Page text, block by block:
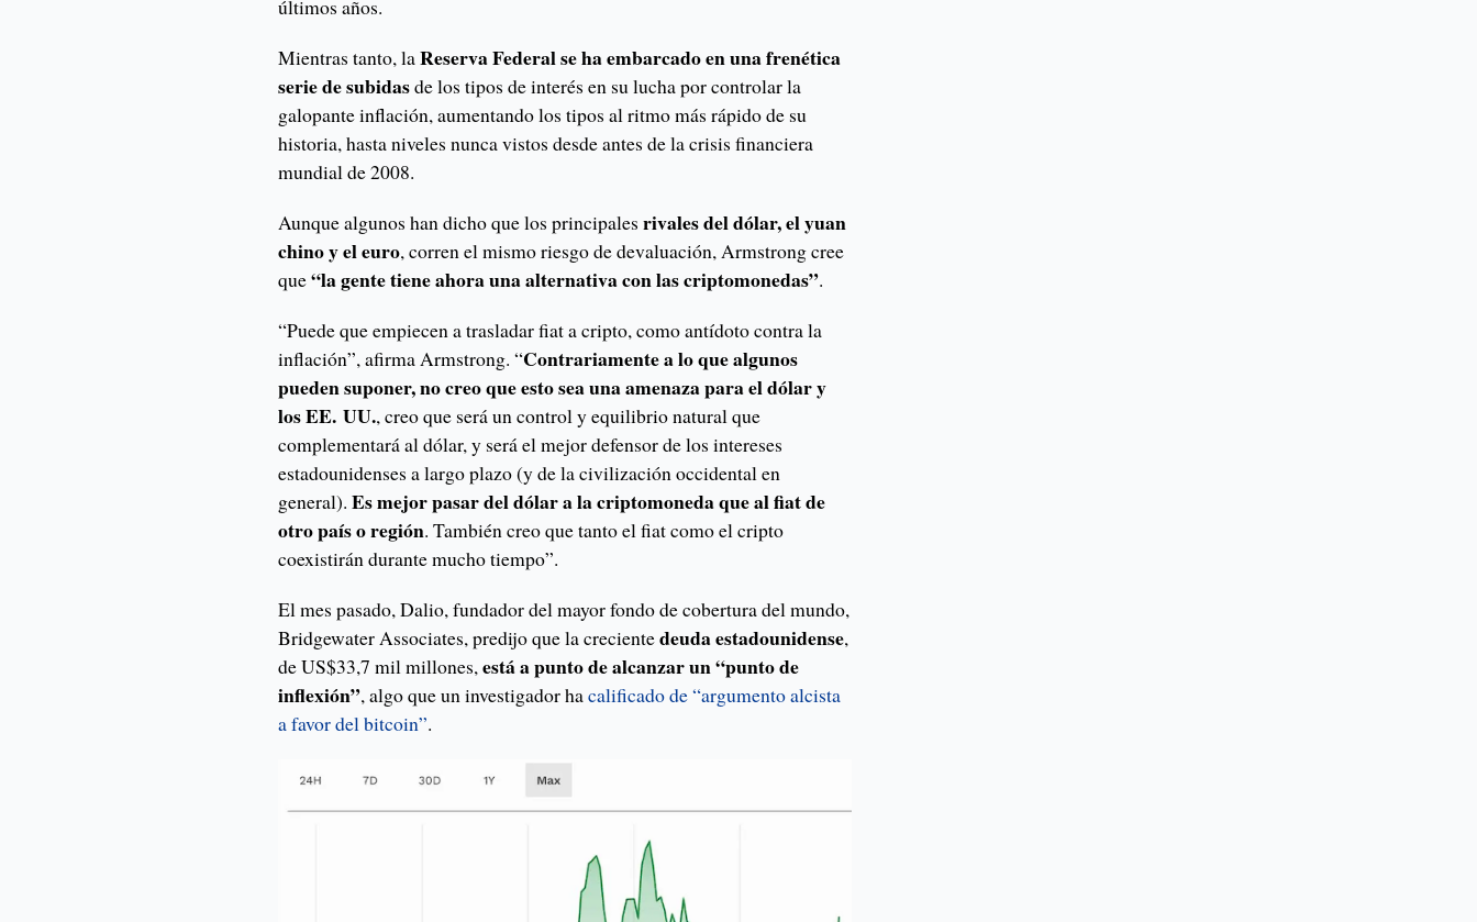
últimos años.
Mientras tanto, laReserva Federal se ha embarcado en una frenética
serie de subidasde los tipos de interés en su lucha por controlar la
galopante inflación, aumentando los tipos al ritmo más rápido de su
historia, hasta niveles nunca vistos desde antes de la crisis financiera
mundial de 2008.
Aunque algunos han dicho que los principalesrivales del dólar, el yuan
chino y el euro, corren el mismo riesgo de devaluación, Armstrong cree
que“la gente tiene ahora una alternativa con las criptomonedas”.
“Puede que empiecen a trasladar fiat a cripto, como antídoto contra la
inflación”, afirma Armstrong. “Contrariamente a lo que algunos
pueden suponer, no creo que esto sea una amenaza para el dólar y
los EE. UU., creo que será un control y equilibrio natural que
complementará al dólar, y será el mejor defensor de los intereses
estadounidenses a largo plazo (y de la civilización occidental en
general).Es mejor pasar del dólar a la criptomoneda que al fiat de
otro país o región. También creo que tanto el fiat como el cripto
coexistirán durante mucho tiempo”.
El mes pasado, Dalio, fundador del mayor fondo de cobertura del mundo,
Bridgewater Associates, predijo que la crecientedeuda estadounidense,
de US$33,7 mil millones,está a punto de alcanzar un “punto de
inflexión”, algo que un investigador hacalificado de “argumento alcista
a favor del bitcoin”.